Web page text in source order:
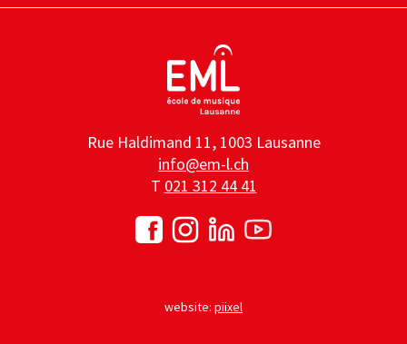
Rue Haldimand 11, 1003 Lausanne
info@em-l.ch
T 021 312 44 41
website: piixel